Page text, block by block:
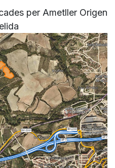
per Ametller Origen